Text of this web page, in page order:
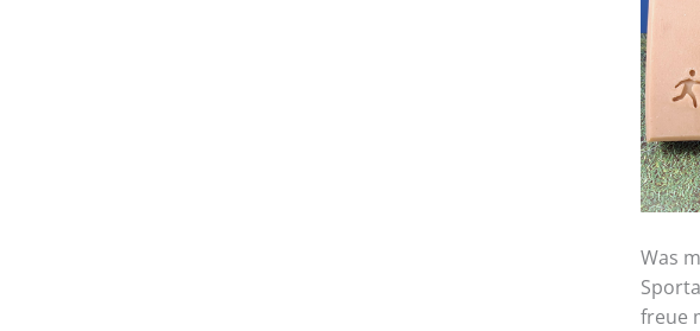
Was
freue